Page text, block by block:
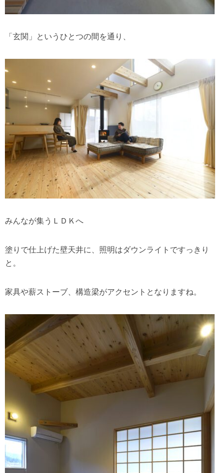
「玄関」というひとつの間を通り、
みんなが集うＬＤＫへ
塗りで仕上げた壁天井に、照明はダウンライトですっきり
と。
家具や薪ストーブ、構造梁がアクセントとなりますね。